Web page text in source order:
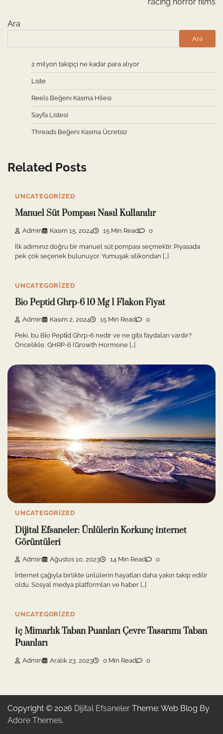
Ara
Ara
2 milyon takipçi ne kadar para alıyor
Liste
Reels Beğeni Kasma Hilesi
Sayfa Listesi
Threads Beğeni Kasma Ücretsiz
Related Posts
UNCATEGORIZED
Manuel Süt Pompası Nasıl Kullanılır
Admin Kasım 15, 2024 15 Min Read 0
İlk adımınız doğru bir manuel süt pompası seçmektir. Piyasada
pek çok seçenek bulunuyor. Yumuşak silikondan […]
UNCATEGORIZED
Bi̇o Pepti̇d Ghrp-6 10 Mg 1 Flakon Fiyat
Admin Kasım 2, 2024 15 Min Read 0
Peki, bu Bi̇o Pepti̇d Ghrp-6 nedir ve ne gibi faydaları vardır?
Öncelikle, GHRP-6 (Growth Hormone […]
UNCATEGORIZED
Dijital Efsaneler: Ünlülerin Korkunç İnternet
Görüntüleri
Admin Ağustos 10, 2023 14 Min Read 0
İnternet çağıyla birlikte ünlülerin hayatları daha yakın takip edilir
oldu. Sosyal medya platformları ve haber […]
UNCATEGORIZED
İç Mimarlık Taban Puanları Çevre Tasarımı Taban
Puanları
Admin Aralık 23, 2023 0 Min Read 0
Copyright © 2026 Dijital Efsaneler Theme: Web Blog By
Adore Themes.